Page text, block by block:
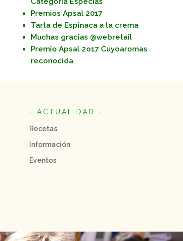
Premios Apsal 2017
Tarta de Espinaca a la crema
Muchas gracias @webretail
Premio Apsal 2o17 Cuyoaromas
reconocida
- ACTUALIDAD -
Recetas
Información
Eventos